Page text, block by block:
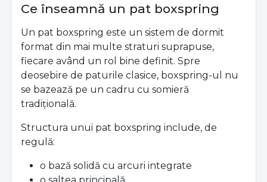
Ce înseamnă un pat boxspring
Un pat boxspring este un sistem de dormit
format din mai multe straturi suprapuse,
fiecare având un rol bine definit. Spre
deosebire de paturile clasice, boxspring-ul nu
se bazează pe un cadru cu somieră
tradițională.
Structura unui pat boxspring include, de
regulă:
o bază solidă cu arcuri integrate